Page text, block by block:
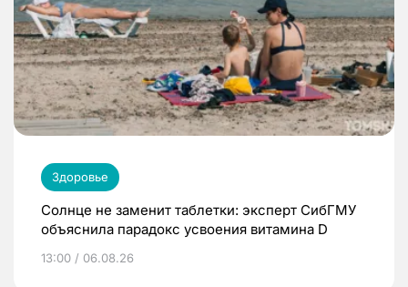
Здоровье
Солнце не заменит таблетки: эксперт СибГМУ
объяснила парадокс усвоения витамина D
13:00 / 06.08.26